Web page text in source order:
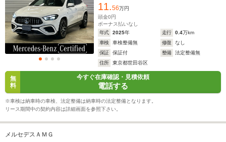
WLTCモード
燃費
ホイールベース
-m
11.6～12.3km/L
└市街地:7.9～
└郊外:11.9～
11.56万円
頭金0円
ボーナス払いなし
年式
2025年 走行 0.4万km
車検
車検整備無 修復
なし
保証
保証付 整備
法定整備無
住所
東京都世田谷区
無
料
今すぐ在庫確認・見積依頼
電話する
※車検は納車時の車検、法定整備は納車時の法定整備となります。
リース期間中の契約内容は詳細画面を参照下さい。
メルセデスＡＭＧ